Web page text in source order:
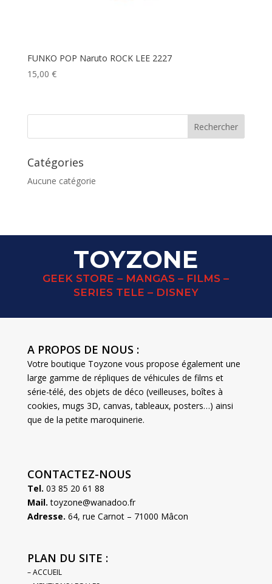
FUNKO POP Naruto ROCK LEE 2227
15,00 €
Catégories
Aucune catégorie
TOYZONE
GEEK STORE – MANGAS – FILMS –
SERIES TELE – DISNEY
A PROPOS DE NOUS :
Votre boutique Toyzone vous propose également une
large gamme de répliques de véhicules de films et
série-télé, des objets de déco (veilleuses, boîtes à
cookies, mugs 3D, canvas, tableaux, posters…) ainsi
que de la petite maroquinerie.
CONTACTEZ-NOUS
Tel. 03 85 20 61 88
Mail. toyzone@wanadoo.fr
Adresse. 64, rue Carnot – 71000 Mâcon
PLAN DU SITE :
– ACCUEIL